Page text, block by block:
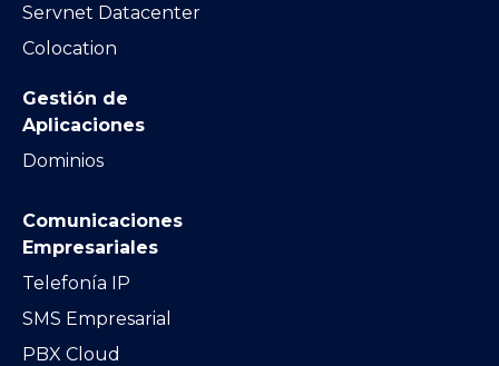
Servnet Datacenter
Colocation
Gestión de
Aplicaciones
Dominios
Comunicaciones
Empresariales
Telefonía IP
SMS Empresarial
PBX Cloud